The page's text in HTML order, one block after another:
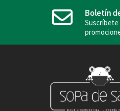
Boletín
Suscríbete